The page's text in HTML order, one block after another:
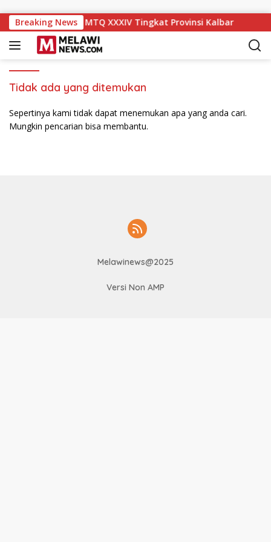
Breaking News
ke Peringkat IX MTQ XXXIV Tingkat Provinsi Kalbar
Tidak ada yang ditemukan
Sepertinya kami tidak dapat menemukan apa yang anda cari.
Mungkin pencarian bisa membantu.
Melawinews@2025
Versi Non AMP